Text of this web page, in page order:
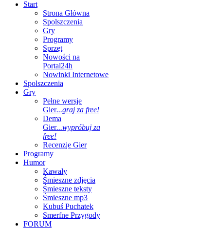
Start
Strona Główna
Spolszczenia
Gry
Programy
Sprzęt
Nowości na
Portal24h
Nowinki Internetowe
Spolszczenia
Gry
Pełne wersje
Gier...graj za free!
Dema
Gier...wypróbuj za
free!
Recenzje Gier
Programy
Humor
Kawały
Śmieszne zdjęcia
Śmieszne teksty
Śmieszne mp3
Kubuś Puchatek
Smerfne Przygody
FORUM